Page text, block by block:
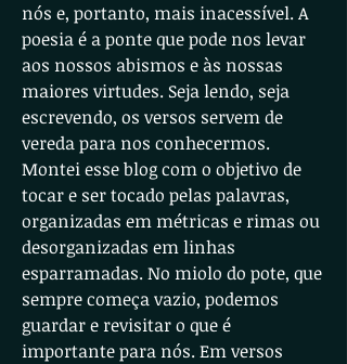
nós e, portanto, mais inacessível. A
poesia é a ponte que pode nos levar
aos nossos abismos e às nossas
maiores virtudes. Seja lendo, seja
escrevendo, os versos servem de
vereda para nos conhecermos.
Montei esse blog com o objetivo de
tocar e ser tocado pelas palavras,
organizadas em métricas e rimas ou
desorganizadas em linhas
esparramadas. No miolo do pote, que
sempre começa vazio, podemos
guardar e revisitar o que é
importante para nós. Em versos